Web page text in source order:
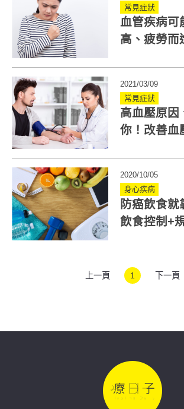
常見症狀
血管疾病可
高、疲勞而
2021/03/09
常見症狀
高血壓原因
你！改善血
2020/10/05
身心疾病
防癌飲食就
飲食控制+
上一頁 1 下一頁